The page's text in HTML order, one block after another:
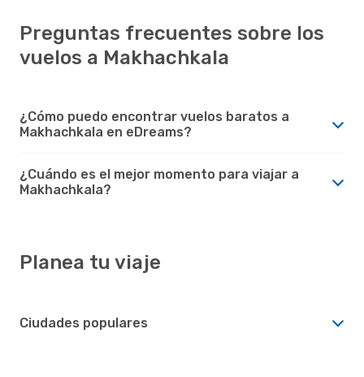
Preguntas frecuentes sobre los
vuelos a Makhachkala
¿Cómo puedo encontrar vuelos baratos a
Makhachkala en eDreams?
¿Cuándo es el mejor momento para viajar a
Makhachkala?
Planea tu viaje
Ciudades populares